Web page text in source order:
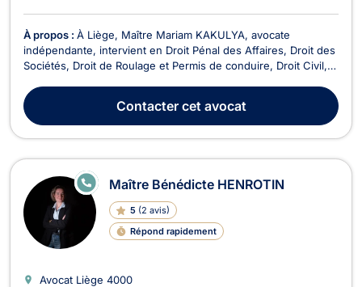
À propos : À Liège, Maître Mariam KAKULYA, avocate
indépendante, intervient en Droit Pénal des Affaires, Droit des
Sociétés, Droit de Roulage et Permis de conduire, Droit Civil,
Commerciaux et Recouvrement de créance - Saisie -
Procédure d’exécution. Elle met son expertise au ser...
Contactercet avocat
Maître Bénédicte HENROTIN
5 (2 avis)
Répond rapidement
E
N
E
Avocat Liège 4000